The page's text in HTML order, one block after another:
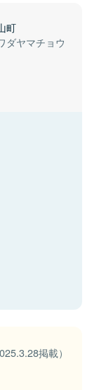
町
ダヤマチョウ
掲載）